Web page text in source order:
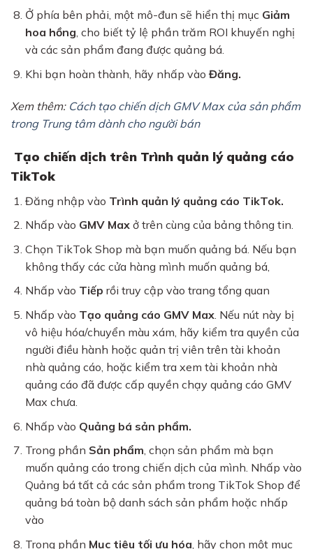
Ở phía bên phải, một mô-đun sẽ hiển thị mục Giảm
hoa hồng, cho biết tỷ lệ phần trăm ROI khuyến nghị
và các sản phẩm đang được quảng bá.
Khi bạn hoàn thành, hãy nhấp vào Đăng.
Xem thêm: Cách tạo chiến dịch GMV Max của sản phẩm
trong Trung tâm dành cho người bán
Tạo chiến dịch trên Trình quản lý quảng cáo
TikTok
Đăng nhập vào Trình quản lý quảng cáo TikTok.
Nhấp vào GMV Maxở trên cùng của bảng thông tin.
Chọn TikTok Shop mà bạn muốn quảng bá. Nếu bạn
không thấy các cửa hàng mình muốn quảng bá,
Nhấp vào Tiếp rồi truy cập vào trang tổng quan
Nhấp vào Tạo quảng cáo GMV Max. Nếu nút này bị
vô hiệu hóa/chuyển màu xám, hãy kiểm tra quyền của
người điều hành hoặc quản trị viên trên tài khoản
nhà quảng cáo, hoặc kiểm tra xem tài khoản nhà
quảng cáo đã được cấp quyền chạy quảng cáo GMV
Max chưa.
Nhấp vào Quảng bá sản phẩm.
Trong phần Sản phẩm, chọn sản phẩm mà bạn
muốn quảng cáo trong chiến dịch của mình. Nhấp vào
Quảng bá tất cả các sản phẩm trong TikTok Shop để
quảng bá toàn bộ danh sách sản phẩm hoặc nhấp
vào
Trong phần Mục tiêu tối ưu hóa , hãy chọn một mục